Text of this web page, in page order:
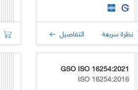
نظرة سريعة التفاصيل
GSO ISO 16254:2021
ISO 16254:2016